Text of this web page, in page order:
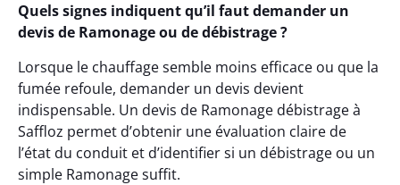
Quels signes indiquent qu’il faut demander un
devis de Ramonage ou de débistrage ?
Lorsque le chauffage semble moins efficace ou que la
fumée refoule, demander un devis devient
indispensable. Un devis de Ramonage débistrage à
Saffloz permet d’obtenir une évaluation claire de
l’état du conduit et d’identifier si un débistrage ou un
simple Ramonage suffit.